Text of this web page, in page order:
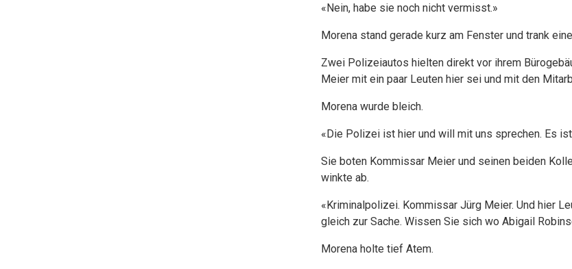
«Nein, habe sie noch nicht vermisst.»
Morena stand gerade kurz am Fenster und trank
Zwei Polizeiautos hielten direkt vor ihrem
Meier mit ein paar Leuten hier sei und mit den
Morena wurde bleich.
«Die Polizei ist hier und will mit uns sprechen. Es
Sie boten Kommissar Meier und seinen beiden
winkte ab.
«Kriminalpolizei. Kommissar Jürg Meier. Und hier
gleich zur Sache. Wissen Sie sich wo Abigail
Morena holte tief Atem.